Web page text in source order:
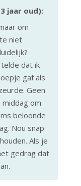
jaar oud):
om
niet
dat ik
gaf als
Geen
om
beloonde
Nou snap
Als je
gedrag dat